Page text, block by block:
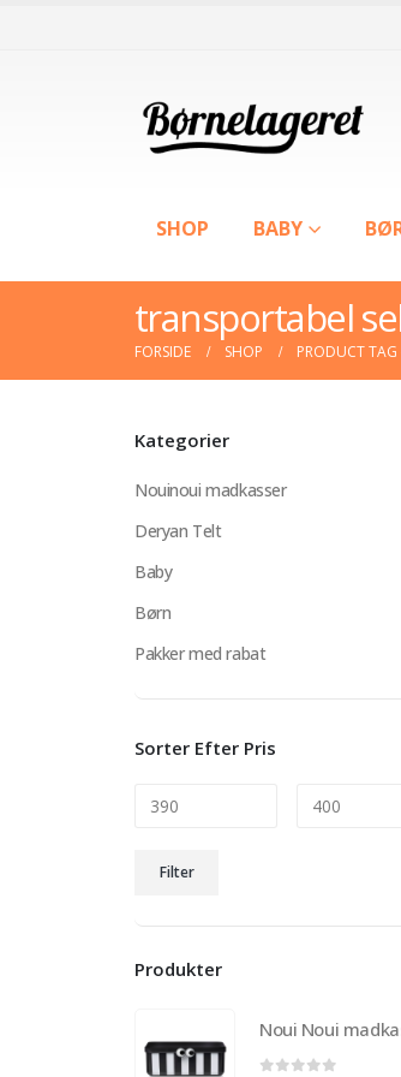
SHOP BABY
transportabel
FORSIDE SHOP PRODUCT TAG
Kategorier
Nouinoui madkasser
Deryan Telt
Baby
Børn
Pakker med rabat
Sorter Efter Pris
Filter
Produkter